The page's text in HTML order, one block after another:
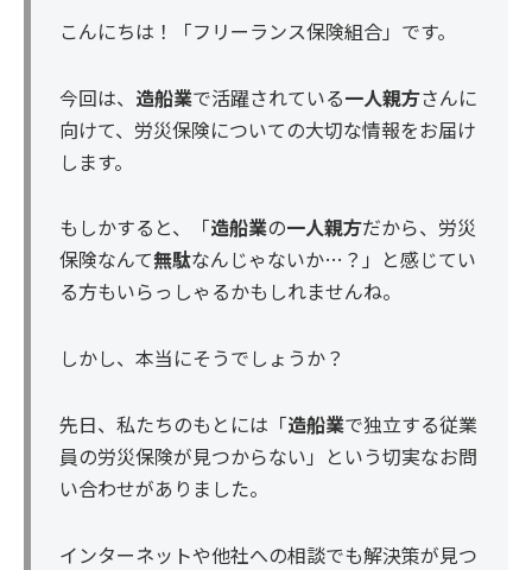
こんにちは！「フリーランス保険組合」です。
今回は、 造船業で活躍されている一人親方さんに
向けて、労災保険についての大切な情報をお届け
します。
もしかすると、「造船業の一人親方だから、労災
保険なんて無駄なんじゃないか…？」と感じてい
る方もいらっしゃるかもしれませんね。
しかし、本当にそうでしょうか？
先日、私たちのもとには「造船業で独立する従業
員の労災保険が見つからない」という切実なお問
い合わせがありました。
インターネットや他社への相談でも解決策が見つ